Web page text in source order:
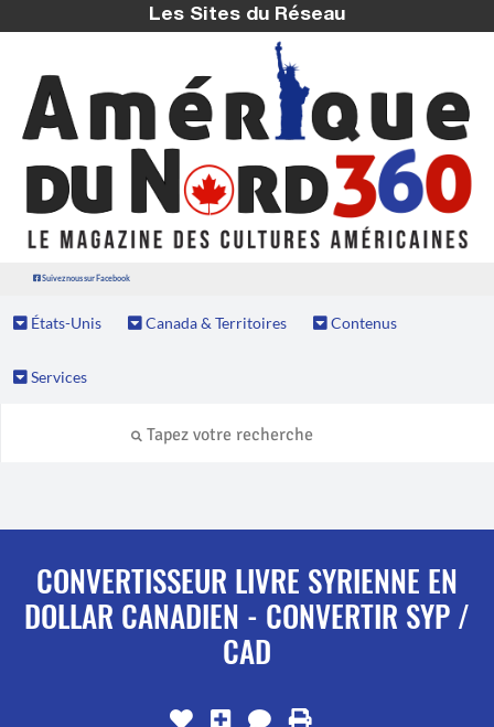
Les Sites du Réseau
Suivez nous sur Facebook
États-Unis Canada & Territoires Contenus
Services
CONVERTISSEUR LIVRE SYRIENNE EN
DOLLAR CANADIEN - CONVERTIR SYP /
CAD